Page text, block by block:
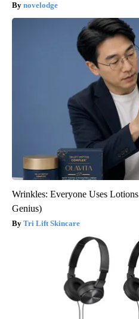
novelodge
Wrinkles: Everyone Uses
Genius)
Tri Lift Skincare